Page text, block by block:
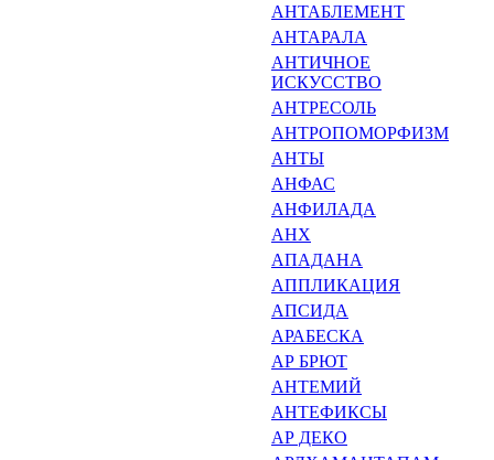
АНТАБЛЕМЕНТ
АНТАРАЛА
АНТИЧНОЕ
ИСКУССТВО
АНТРЕСОЛЬ
АНТРОПОМОРФИЗМ
АНТЫ
АНФАС
АНФИЛАДА
АНХ
АПАДАНА
АППЛИКАЦИЯ
АПСИДА
АРАБЕСКА
АР БРЮТ
АНТЕМИЙ
АНТЕФИКСЫ
АР ДЕКО